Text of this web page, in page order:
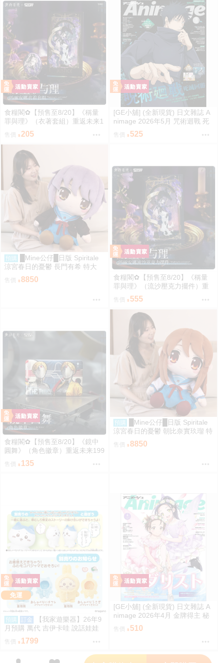
食糧閣✿【預售至8/20】《稱量
罪與理》（衣著套組）重返未来1
999／原子之心／聚合浪潮／聯動
／雙生舞伶／諾拉／泥鯭的士／
北方哨歌／維爾汀／十四行詩
售價 205
[GE小舖] (全新現貨) 日文雜誌 A
nimage 2026年5月 咒術迴戰 死
滅迴遊 前編 伏黑惠 純潔龐克發
條少女
售價 525
預購
█Mine公仔█日版 Spiritale
涼宮春日的憂鬱 長門有希 特大
娃娃 布偶 玩偶 60公分 TAITO
售價 8850
食糧閣✿【預售至8/20】《稱量
罪與理》（流沙壓克力擺件）重
返未来1999／原子之心／聚合浪
潮／聯動／雙生舞伶／諾拉／泥
鯭的士／紙信圈兒／寬檐帽／瑪
麗安娜／北方哨歌／維爾汀／十
售價 555
食糧閣✿【預售至8/20】《鏡中
圓舞》（角色徽章）重返未来199
9／原子之心／聚合浪潮／聯動／
雙生舞伶／諾拉／泥鯭的士／紙
售價 135
預購
█Mine公仔█日版 Spiritale
涼宮春日的憂鬱 朝比奈實玖瑠 特
大 娃娃 布偶 玩偶 60公分 TAITO
售價 8850
免運
預購 訂金
【我家遊樂器】26年9
月預購 萬代 吉伊卡哇 說話娃娃
睡衣版 3款可選
1799
[GE小舖] (全新現貨) 日文雜誌 A
nimage 2026年4月 金牌得主 秘
密的偶像公主 我推的孩子 鎧真傳
售價 510